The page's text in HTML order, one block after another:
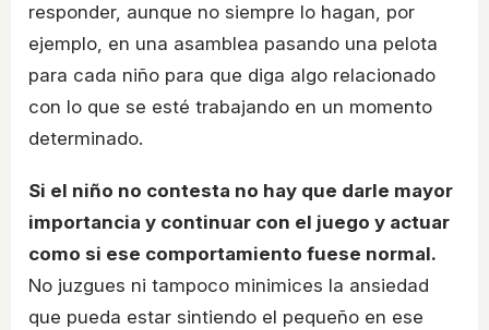
responder, aunque no siempre lo hagan, por
ejemplo, en una asamblea pasando una pelota
para cada niño para que diga algo relacionado
con lo que se esté trabajando en un momento
determinado.
Si el niño no contesta no hay que darle mayor
importancia y continuar con el juego y actuar
como si ese comportamiento fuese normal.
No juzgues ni tampoco minimices la ansiedad
que pueda estar sintiendo el pequeño en ese